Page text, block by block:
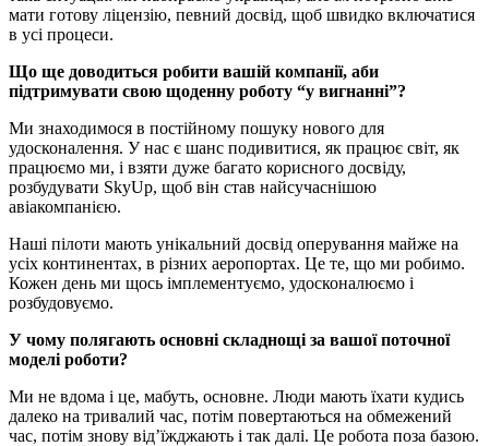
мати готову ліцензію, певний досвід, щоб швидко включатися
в усі процеси.
Що ще доводиться робити вашій компанії, аби
підтримувати свою щоденну роботу “у вигнанні”?
Ми знаходимося в постійному пошуку нового для
удосконалення. У нас є шанс подивитися, як працює світ, як
працюємо ми, і взяти дуже багато корисного досвіду,
розбудувати SkyUp, щоб він став найсучаснішою
авіакомпанією.
Наші пілоти мають унікальний досвід оперування майже на
усіх континентах, в різних аеропортах. Це те, що ми робимо.
Кожен день ми щось імплементуємо, удосконалюємо і
розбудовуємо.
У чому полягають основні складнощі за вашої поточної
моделі роботи?
Ми не вдома і це, мабуть, основне. Люди мають їхати кудись
далеко на тривалий час, потім повертаються на обмежений
час, потім знову від’їжджають і так далі. Це робота поза базою.